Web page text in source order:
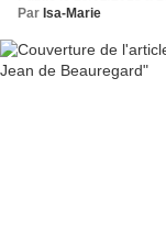
Par Isa-Marie